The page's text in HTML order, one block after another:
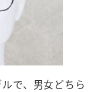
で、男女どちら